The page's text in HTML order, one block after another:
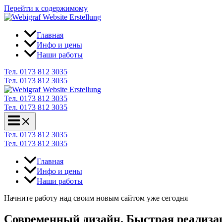
Перейти к содержимому
Главная
Инфо и цены
Наши работы
Тел. 0173 812 3035
Тел. 0173 812 3035
Тел. 0173 812 3035
Тел. 0173 812 3035
Тел. 0173 812 3035
Тел. 0173 812 3035
Главная
Инфо и цены
Наши работы
Начните работу над своим новым сайтом уже сегодня
Современный дизайн. Быстрая